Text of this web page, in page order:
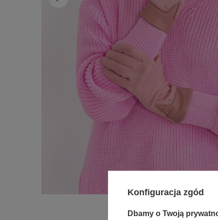
Konfiguracja zgód
Dbamy o Twoją